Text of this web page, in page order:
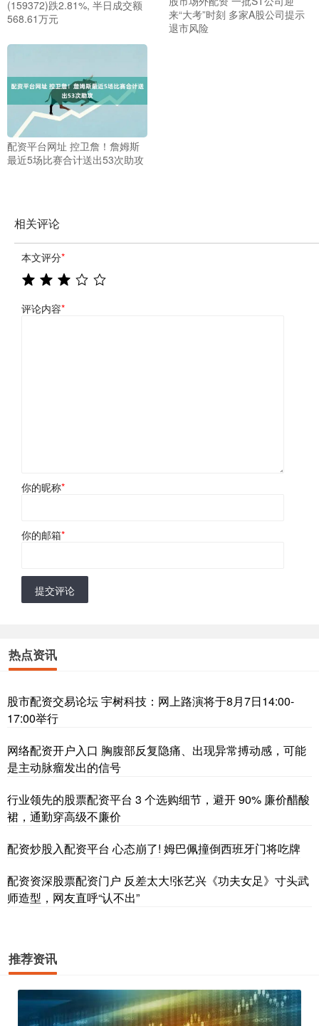
(159372)跌2.81%, 半日成交额
568.61万元
来“大考”时刻 多家A股公司提示
退市风险
配资平台网址 控卫詹！詹姆斯
最近5场比赛合计送出53次助攻
相关评论
本文评分*
评论内容*
你的昵称*
你的邮箱*
提交评论
热点资讯
股市配资交易论坛 宇树科技：网上路演将于8月7日14:00-
17:00举行
网络配资开户入口 胸腹部反复隐痛、出现异常搏动感，可能
是主动脉瘤发出的信号
行业领先的股票配资平台 3 个选购细节，避开 90% 廉价醋酸
裙，通勤穿高级不廉价
配资炒股入配资平台 心态崩了! 姆巴佩撞倒西班牙门将吃牌
配资资深股票配资门户 反差太大!张艺兴《功夫女足》寸头武
师造型，网友直呼“认不出”
推荐资讯